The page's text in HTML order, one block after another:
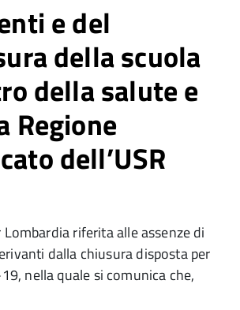
e del
della scuola
della salute e
Regione
dell’USR
riferita alle assenze di
dalla chiusura disposta per
nella quale si comunica che,